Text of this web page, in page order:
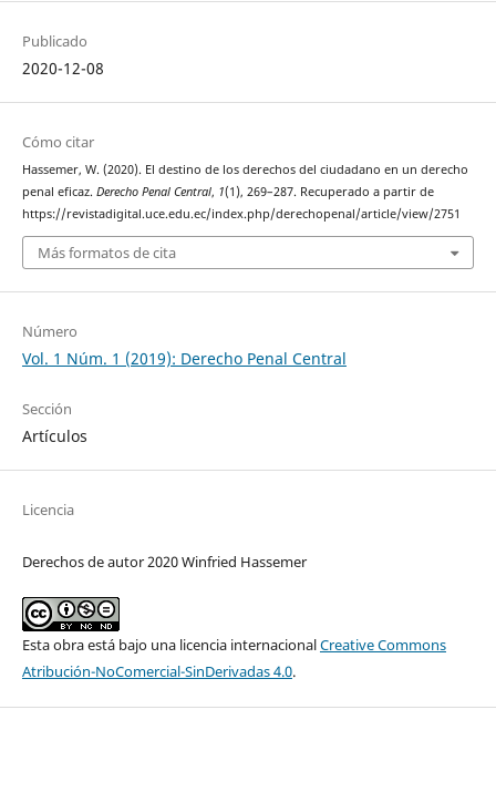
Publicado
2020-12-08
Cómo citar
Hassemer, W. (2020). El destino de los derechos del ciudadano en un derecho
penal eficaz. Derecho Penal Central, 1(1), 269–287. Recuperado a partir de
https://revistadigital.uce.edu.ec/index.php/derechopenal/article/view/2751
Más formatos de cita
Número
Vol. 1 Núm. 1 (2019): Derecho Penal Central
Sección
Artículos
Licencia
Derechos de autor 2020 Winfried Hassemer
Esta obra está bajo una licencia internacionalCreative Commons
Atribución-NoComercial-SinDerivadas 4.0.